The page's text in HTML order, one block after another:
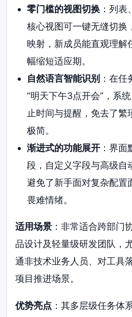
零门槛的视图切换：列表
核心视图可一键无缝切换
映射，新成员能直观理解
幅缩短适应期。
自然语言智能识别 ：在
“明天下午3点开会”，系
止时间与提醒，免去了繁
极简。
渐进式的功能展开：界面
段，自定义字段与高级自
避免了新手面对复杂配置
畏难情绪。
适用场景 ：非常适合跨部门
品设计及轻量级研发团队，
通非技术业务人员、对工具
项目推进场景。
优势亮点 ：其多层级任务体